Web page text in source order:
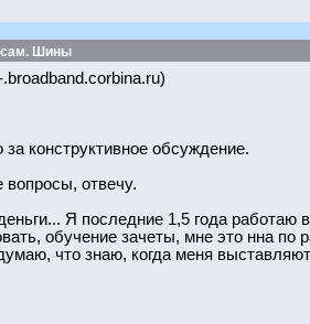
Шины
.broadband.corbina.ru)
конструктивное обсуждение.
вопросы, отвечу.
Я последние 1,5 года
обучение зачеты, мне это нна по
что знаю, когда меня